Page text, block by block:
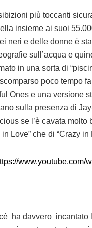
più toccanti
insieme ai suoi
neri e delle donne è
sull’acqua e
in una sorta di
poco tempo
Ones e una versione
sulla presenza di
se l’è cavata
in Love” che di “Crazy in
www.youtube.com/
ha davvero incantato